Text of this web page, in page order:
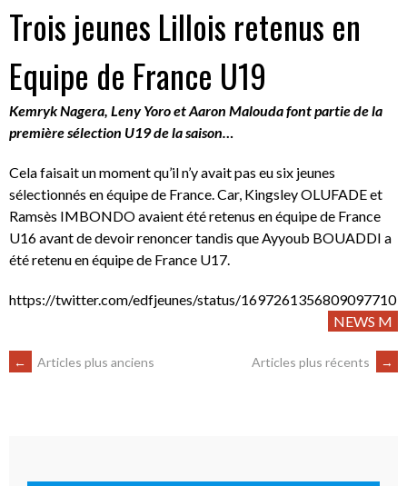
Trois jeunes Lillois retenus en
Equipe de France U19
Kemryk Nagera, Leny Yoro et Aaron Malouda font partie de la
première sélection U19 de la saison…
Cela faisait un moment qu’il n’y avait pas eu six jeunes
sélectionnés en équipe de France. Car, Kingsley OLUFADE et
Ramsès IMBONDO avaient été retenus en équipe de France
U16 avant de devoir renoncer tandis que Ayyoub BOUADDI a
été retenu en équipe de France U17.
https://twitter.com/edfjeunes/status/1697261356809097710
NEWS M
← Articles plus anciens Articles plus récents →